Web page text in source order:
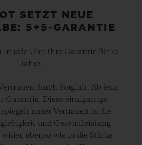
SETZT NEUE
5+5-GARANTIE
in jede Uhr. Ihre Garantie für 10
Jahre.
durch Sorgfalt. Ab jetzt
Garantie. Diese einzigartige
unser Vertrauen in die
und Gesamtleistung
ebenso wie in die Stärke